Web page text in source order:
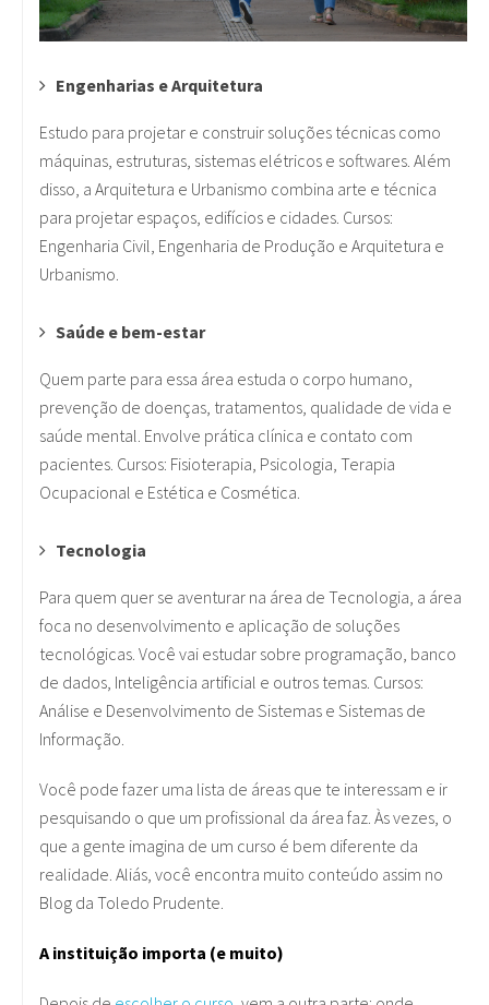
Engenharias e Arquitetura
Estudo para projetar e construir soluções técnicas como
máquinas, estruturas, sistemas elétricos e softwares. Além
disso, a Arquitetura e Urbanismo combina arte e técnica
para projetar espaços, edifícios e cidades. Cursos:
Engenharia Civil, Engenharia de Produção e Arquitetura e
Urbanismo.
Saúde e bem-estar
Quem parte para essa área estuda o corpo humano,
prevenção de doenças, tratamentos, qualidade de vida e
saúde mental. Envolve prática clínica e contato com
pacientes. Cursos: Fisioterapia, Psicologia, Terapia
Ocupacional e Estética e Cosmética.
Tecnologia
Para quem quer se aventurar na área de Tecnologia, a área
foca no desenvolvimento e aplicação de soluções
tecnológicas. Você vai estudar sobre programação, banco
de dados, Inteligência artificial e outros temas. Cursos:
Análise e Desenvolvimento de Sistemas e Sistemas de
Informação.
Você pode fazer uma lista de áreas que te interessam e ir
pesquisando o que um profissional da área faz. Às vezes, o
que a gente imagina de um curso é bem diferente da
realidade. Aliás, você encontra muito conteúdo assim no
Blog da Toledo Prudente.
A instituição importa (e muito)